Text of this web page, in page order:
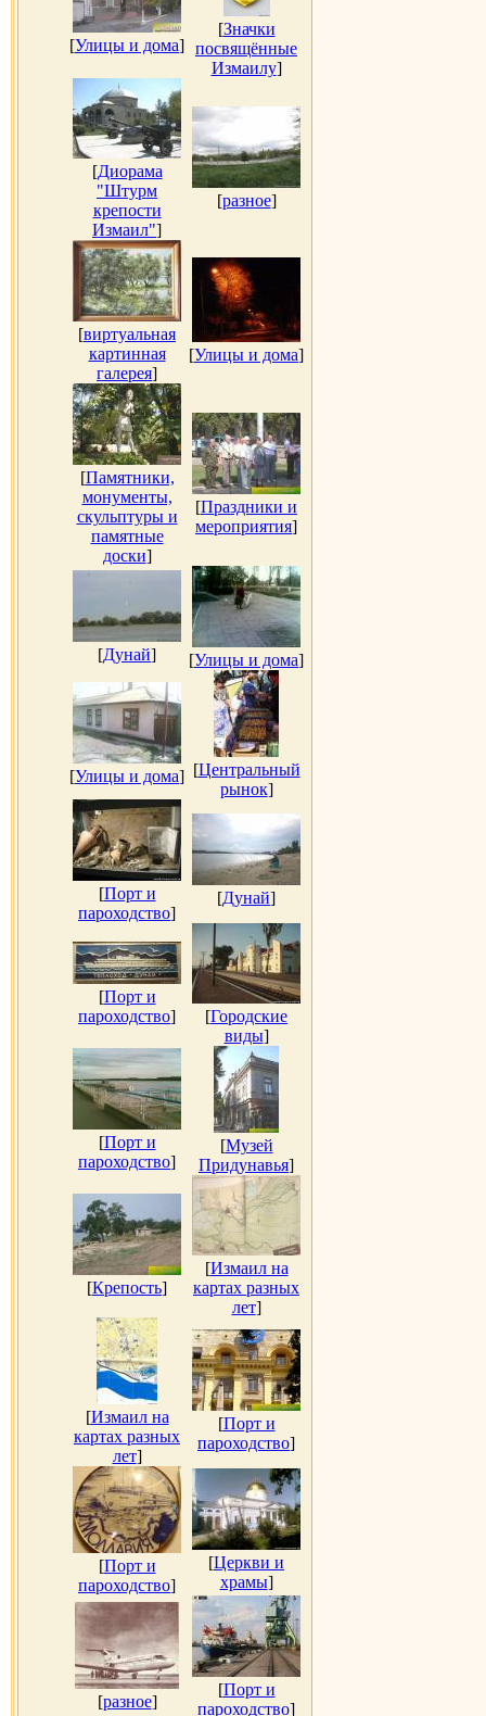
[Улицы и дома]
[Значки
посвящённые
Измаилу]
[Диорама
"Штурм
крепости
Измаил"]
[разное]
[виртуальная
картинная
галерея]
[Улицы и дома]
[Памятники,
монументы,
скульптуры и
памятные
доски]
[Праздники и
мероприятия]
[Дунай] [Улицы и дома]
[Улицы и дома] [Центральный
рынок]
[Порт и
пароходство]
[Дунай]
[Порт и
пароходство] [Городские
виды]
[Порт и
пароходство]
[Музей
Придунавья]
[Крепость]
[Измаил на
картах разных
лет]
[Измаил на
картах разных
лет]
[Порт и
пароходство]
[Порт и
пароходство]
[Церкви и
храмы]
[разное]
[Порт и
пароходство]